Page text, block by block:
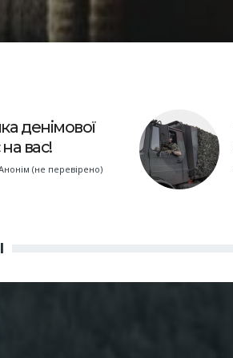
денімової
вас!
(не перевірено)